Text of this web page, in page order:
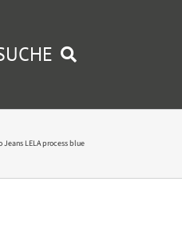
Jeans LELA process blue